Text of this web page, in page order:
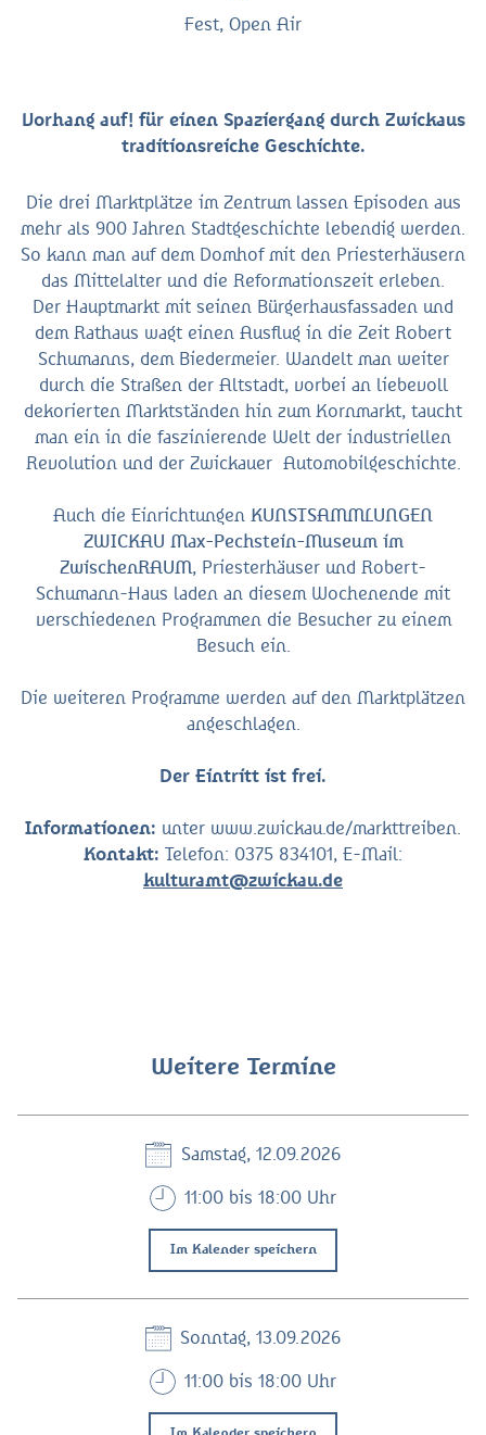
Fest, Open Air
Vorhang auf! für einen Spaziergang durch Zwickaus
traditionsreiche Geschichte.
Die drei Marktplätze im Zentrum lassen Episoden aus
mehr als 900 Jahren Stadtgeschichte lebendig werden.
So kann man auf dem Domhof mit den Priesterhäusern
das Mittelalter und die Reformationszeit erleben.
Der Hauptmarkt mit seinen Bürgerhausfassaden und
dem Rathaus wagt einen Ausflug in die Zeit Robert
Schumanns, dem Biedermeier. Wandelt man weiter
durch die Straßen der Altstadt, vorbei an liebevoll
dekorierten Marktständen hin zum Kornmarkt, taucht
man ein in die faszinierende Welt der industriellen
Revolution und der Zwickauer Automobilgeschichte.
Auch die Einrichtungen KUNSTSAMMLUNGEN
ZWICKAU Max-Pechstein-Museum im
ZwischenRAUM, Priesterhäuser und Robert-
Schumann-Haus laden an diesem Wochenende mit
verschiedenen Programmen die Besucher zu einem
Besuch ein.
Die weiteren Programme werden auf den Marktplätzen
angeschlagen.
Der Eintritt ist frei.
Informationen: unter www.zwickau.de/markttreiben.
Kontakt: Telefon: 0375 834101, E-Mail:
kulturamt@zwickau.de
Weitere Termine
Samstag, 12.09.2026
11:00 bis 18:00 Uhr
Im Kalender speichern
Sonntag, 13.09.2026
11:00 bis 18:00 Uhr